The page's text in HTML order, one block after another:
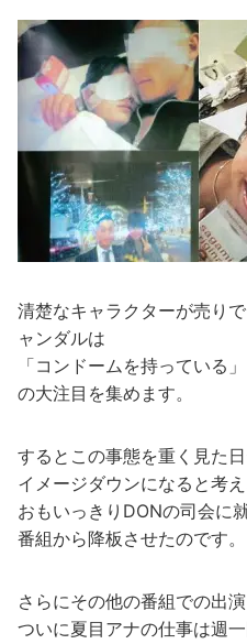
清楚なキャラクターが売り
ャンダルは
「コンドームを持っている
の大注目を集めます。
するとこの事態を重く見た
イメージダウンになると考え
おもいっきりDONの司会に
番組から降板させたのです。
さらにその他の番組での出演
ついに夏目アナの仕事は週